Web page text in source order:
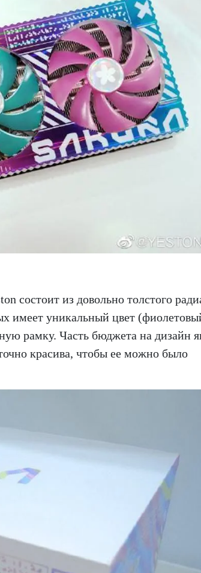
состоит из довольно толстого
имеет уникальный цвет
рамку. Часть бюджета на дизайн
красива, чтобы ее можно было